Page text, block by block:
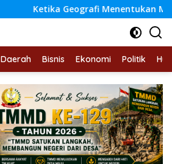
Ketika Geografi Menentukan Masa
Daerah Bisnis Ekonomi Politik